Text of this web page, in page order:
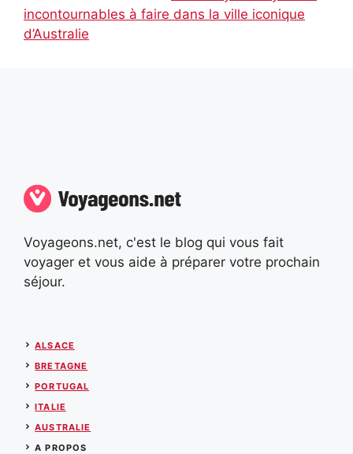
incontournables à faire dans la ville iconique
d’Australie
Voyageons.net, c'est le blog qui vous fait
voyager et vous aide à préparer votre prochain
séjour.
ALSACE
BRETAGNE
PORTUGAL
ITALIE
AUSTRALIE
A PROPOS